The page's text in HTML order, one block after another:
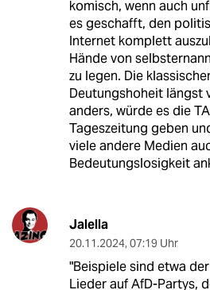
komisch, wenn auch
es geschafft, den
Internet komplett
Hände von
zu legen. Die
Deutungshoheit längst
anders, würde es die
Tageszeitung geben
viele andere Medien
Bedeutungslosigkeit
Jalella
20.11.2024, 07:19 Uhr
"Beispiele sind etwa
Lieder auf AfD-Partys,